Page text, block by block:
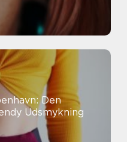
Den
Udsmykning